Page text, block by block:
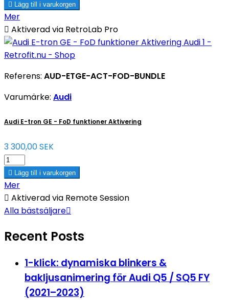
 Lägg till i varukorgen
Mer
 Aktiverad via RetroLab Pro
Referens: AUD-ETGE-ACT-FOD-BUNDLE
Varumärke: Audi
Audi E-tron GE - FoD funktioner Aktivering
3 300,00 SEK
 Lägg till i varukorgen
Mer
 Aktiverad via Remote Session
Alla bästsäljare
Recent Posts
1-klick: dynamiska blinkers &
bakljusanimering för Audi Q5 / SQ5 FY
(2021–2023)